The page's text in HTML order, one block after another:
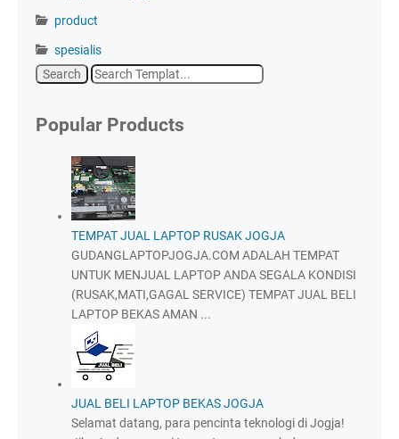
product
spesialis
Popular Products
TEMPAT JUAL LAPTOP RUSAK JOGJA
GUDANGLAPTOPJOGJA.COM ADALAH TEMPAT
UNTUK MENJUAL LAPTOP ANDA SEGALA KONDISI
(RUSAK,MATI,GAGAL SERVICE) TEMPAT JUAL BELI
LAPTOP BEKAS AMAN ...
JUAL BELI LAPTOP BEKAS JOGJA
Selamat datang, para pencinta teknologi di Jogja!